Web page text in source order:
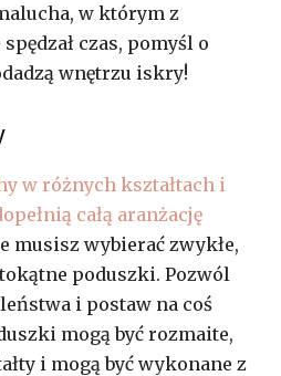
w którym z
czas, pomyśl o
wnętrzu iskry!
w różnych kształtach i
całą aranżację
musisz wybierać zwykłe,
poduszki. Pozwól
i postaw na coś
mogą być rozmaite,
i mogą być wykonane z